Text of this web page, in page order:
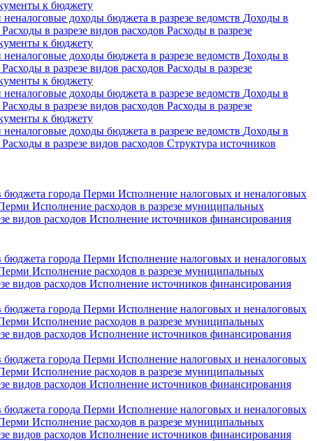
к бюджету
доходы бюджета в разрезе ведомств Доходы в
Расходы в разрезе видов расходов Расходы в разрезе
к бюджету
доходы бюджета в разрезе ведомств Доходы в
Расходы в разрезе видов расходов Расходы в разрезе
к бюджету
доходы бюджета в разрезе ведомств Доходы в
Расходы в разрезе видов расходов Расходы в разрезе
к бюджету
доходы бюджета в разрезе ведомств Доходы в
Расходы в разрезе видов расходов Структура источников
бюджета города Перми Исполнение налоговых и неналоговых
Исполнение расходов в разрезе муниципальных
видов расходов Исполнение источников финансирования
бюджета города Перми Исполнение налоговых и неналоговых
Исполнение расходов в разрезе муниципальных
видов расходов Исполнение источников финансирования
бюджета города Перми Исполнение налоговых и неналоговых
Исполнение расходов в разрезе муниципальных
видов расходов Исполнение источников финансирования
бюджета города Перми Исполнение налоговых и неналоговых
Исполнение расходов в разрезе муниципальных
видов расходов Исполнение источников финансирования
бюджета города Перми Исполнение налоговых и неналоговых
Исполнение расходов в разрезе муниципальных
видов расходов Исполнение источников финансирования